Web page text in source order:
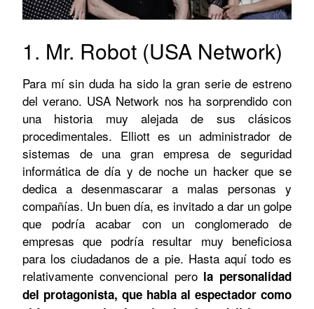
1. Mr. Robot (USA Network)
Para mí sin duda ha sido la gran serie de estreno
del verano. USA Network nos ha sorprendido con
una historia muy alejada de sus clásicos
procedimentales. Elliott es un administrador de
sistemas de una gran empresa de seguridad
informática de día y de noche un hacker que se
dedica a desenmascarar a malas personas y
compañías. Un buen día, es invitado a dar un golpe
que podría acabar con un conglomerado de
empresas que podría resultar muy beneficiosa
para los ciudadanos de a pie. Hasta aquí todo es
relativamente convencional pero la personalidad
del protagonista, que habla al espectador como